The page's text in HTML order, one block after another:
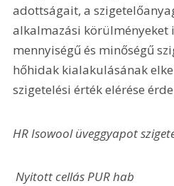
adottságait, a
alkalmazási körülményeket
mennyiségű és minőségű
hőhidak kialakulásának
szigetelési érték elérése
HR Isowool üveggyapot
Nyitott cellás PUR hab